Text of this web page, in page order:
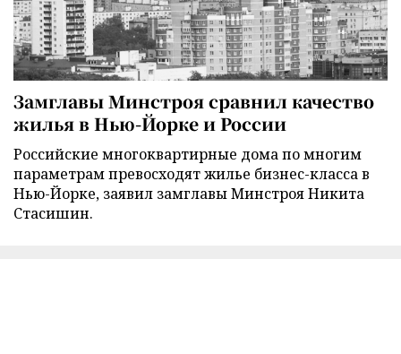
Замглавы Минстроя сравнил качество
жилья в Нью-Йорке и России
Российские многоквартирные дома по многим
параметрам превосходят жилье бизнес-класса в
Нью-Йорке, заявил замглавы Минстроя Никита
Стасишин.